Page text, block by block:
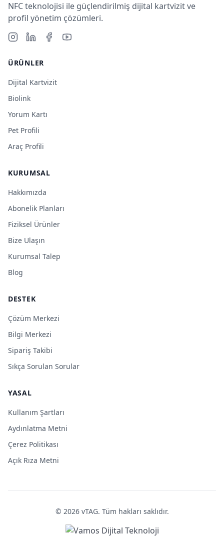
NFC teknolojisi ile güçlendirilmiş dijital kartvizit ve
profil yönetim çözümleri.
ÜRÜNLER
Dijital Kartvizit
Biolink
Yorum Kartı
Pet Profili
Araç Profili
KURUMSAL
Hakkımızda
Abonelik Planları
Fiziksel Ürünler
Bize Ulaşın
Kurumsal Talep
Blog
DESTEK
Çözüm Merkezi
Bilgi Merkezi
Sipariş Takibi
Sıkça Sorulan Sorular
YASAL
Kullanım Şartları
Aydınlatma Metni
Çerez Politikası
Açık Rıza Metni
© 2026vTAG. Tüm hakları saklıdır.